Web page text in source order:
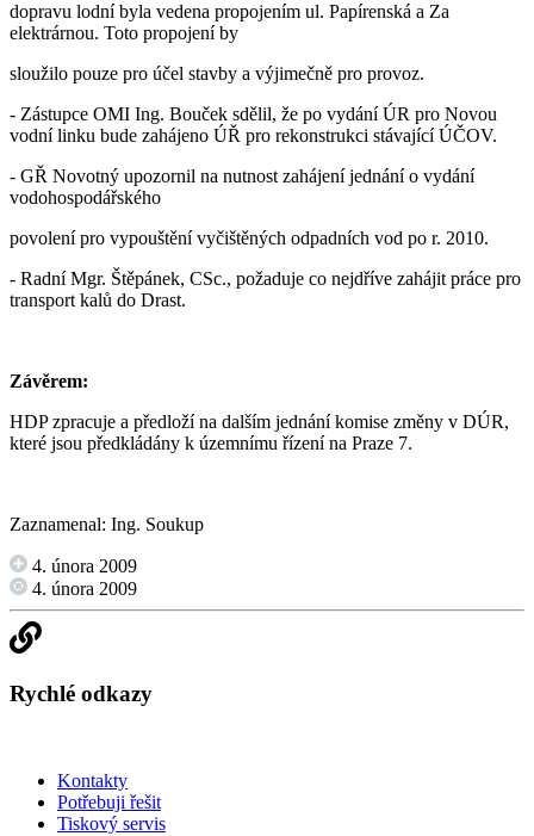
dopravu lodní byla vedena propojením ul. Papírenská a Za
elektrárnou. Toto propojení by
sloužilo pouze pro účel stavby a výjimečně pro provoz.
- Zástupce OMI Ing. Bouček sdělil, že po vydání ÚR pro Novou
vodní linku bude zahájeno ÚŘ pro rekonstrukci stávající ÚČOV.
- GŘ Novotný upozornil na nutnost zahájení jednání o vydání
vodohospodářského
povolení pro vypouštění vyčištěných odpadních vod po r. 2010.
- Radní Mgr. Štěpánek, CSc., požaduje co nejdříve zahájit práce pro
transport kalů do Drast.
Závěrem:
HDP zpracuje a předloží na dalším jednání komise změny v DÚR,
které jsou předkládány k územnímu řízení na Praze 7.
Zaznamenal: Ing. Soukup
4. února 2009
4. února 2009
Rychlé odkazy
Kontakty
Potřebuji řešit
Tiskový servis